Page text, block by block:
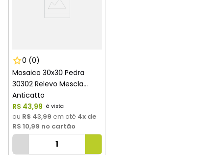
0 (0)
Mosaico 30x30 Pedra
30302 Relevo Mescla
Anticatto
R$ 43,99
ou R$ 43,99 em até 4x de
R$ 10,99 no cartão